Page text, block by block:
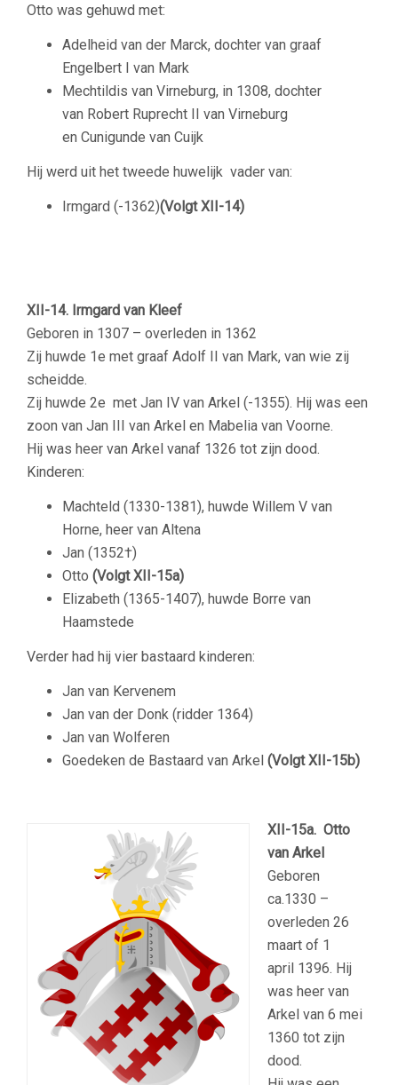
Otto was gehuwd met:
Adelheid van der Marck, dochter van graaf
Engelbert I van Mark
Mechtildis van Virneburg, in 1308, dochter
van Robert Ruprecht II van Virneburg
en Cunigunde van Cuijk
Hij werd uit het tweede huwelijk vader van:
Irmgard (-1362)(Volgt XII-14)
XII-14. Irmgard van Kleef
Geboren in 1307 – overleden in 1362
Zij huwde 1e met graaf Adolf II van Mark, van wie zij
scheidde.
Zij huwde 2e met Jan IV van Arkel (-1355). Hij was een
zoon van Jan III van Arkel en Mabelia van Voorne.
Hij was heer van Arkel vanaf 1326 tot zijn dood.
Kinderen:
Machteld (1330-1381), huwde Willem V van
Horne, heer van Altena
Jan (1352†)
Otto (Volgt XII-15a)
Elizabeth (1365-1407), huwde Borre van
Haamstede
Verder had hij vier bastaard kinderen:
Jan van Kervenem
Jan van der Donk (ridder 1364)
Jan van Wolferen
Goedeken de Bastaard van Arkel (Volgt XII-15b)
XII-15a. Otto
van Arkel
Geboren
ca.1330 –
overleden 26
maart of 1
april 1396. Hij
was heer van
Arkel van 6 mei
1360 tot zijn
dood.